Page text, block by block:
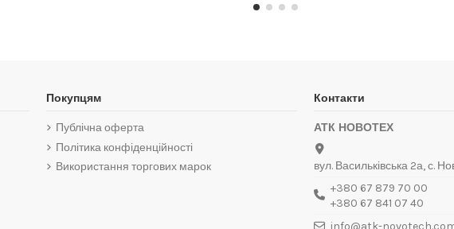
Покупцям
Публічна оферта
Політика конфіденційності
Використання торгових марок
Контакти
АТК НОВОТЕХ
вул. Васильківська 2а, с.
+380 67 879 70 00
+380 67 841 07 40